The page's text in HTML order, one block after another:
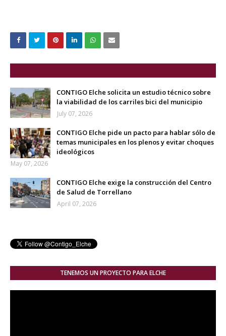
CONTIGO Elche solicita un estudio técnico sobre
la viabilidad de los carriles bici del municipio
July 07, 2026
CONTIGO Elche pide un pacto para hablar sólo de
temas municipales en los plenos y evitar choques
ideológicos
May 07, 2026
CONTIGO Elche exige la construcción del Centro
de Salud de Torrellano
April 07, 2026
TENEMOS UN PROYECTO PARA ELCHE